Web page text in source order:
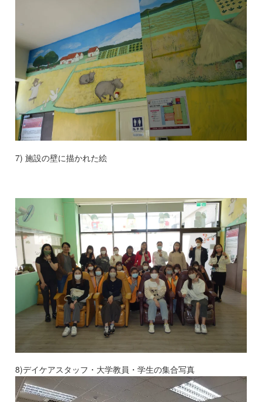
7) 施設の壁に描かれた絵
8)デイケアスタッフ・大学教員・学生の集合写真